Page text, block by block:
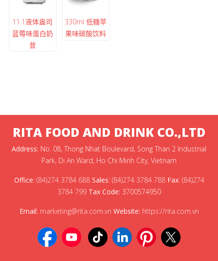
11.1液体盎司
蓝莓味蛋白奶
昔
330ml 低糖苹
果味碳酸饮料
RITA FOOD AND DRINK CO.,LTD
Address: No. 08, Thong Nhat Boulevard, Song Than 2 Industrial
Park, Di An Ward, Ho Chi Minh City, Vietnam
Office: (84)274 3784 688 Sales: (84)274 3784 788 Fax: (84)274
3784 799 Tax Code: 3700574950
Email: marketing@rita.com.vn Website: https://rita.com.vn